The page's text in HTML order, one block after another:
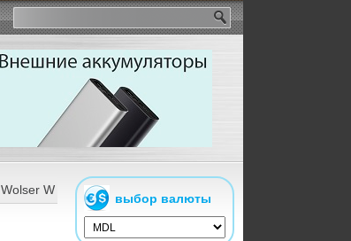
Wolser WL-BI 25 White GL
выбор валюты